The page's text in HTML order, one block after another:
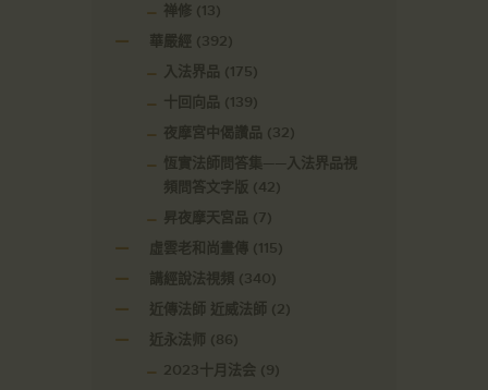
禅修 (13)
華嚴經 (392)
入法界品 (175)
十回向品 (139)
夜摩宮中偈讚品 (32)
恆實法師問答集——入法界品視
頻問答文字版 (42)
昇夜摩天宮品 (7)
虛雲老和尚畫傳 (115)
講經說法視頻
(340)
近傳法師 近威法師 (2)
近永法师 (86)
2023十月法会 (9)